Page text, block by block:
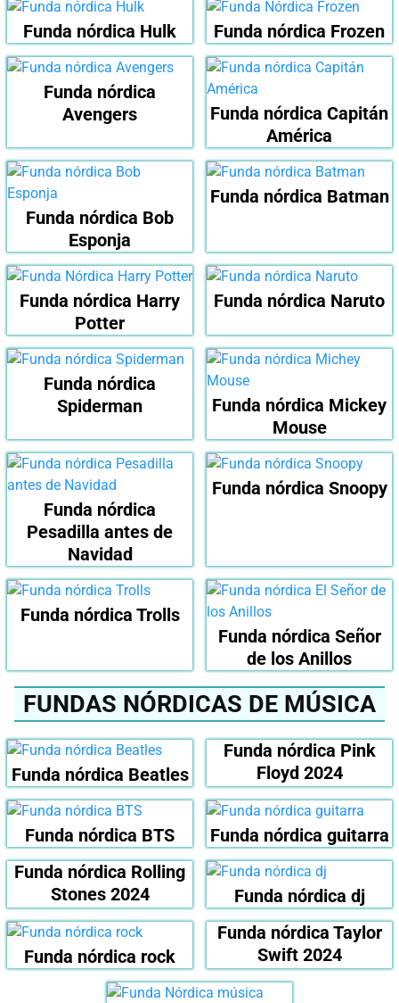
Funda nórdica Hulk Funda nórdica Frozen
Funda nórdica
Avengers
Funda nórdica Capitán
América
Funda nórdica Bob
Esponja
Funda nórdica Batman
Funda nórdica Harry
Potter
Funda nórdica Naruto
Funda nórdica
Spiderman
Funda nórdica Mickey
Mouse
Funda nórdica
Pesadilla antes de
Navidad
Funda nórdica Snoopy
Funda nórdica Trolls
Funda nórdica Señor
de los Anillos
FUNDAS NÓRDICAS DE MÚSICA
Funda nórdica Beatles
Funda nórdica Pink
Floyd 2024
Funda nórdica BTS
Funda nórdica guitarra
Funda nórdica Rolling
Stones 2024
Funda nórdica dj
Funda nórdica rock
Funda nórdica Taylor
Swift 2024